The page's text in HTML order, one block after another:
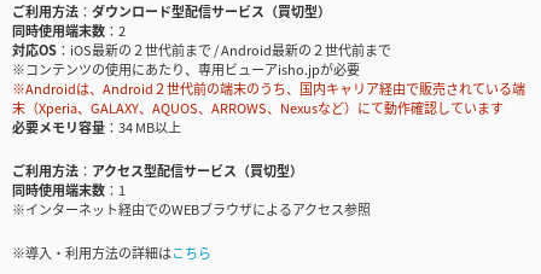
ご利用方法
ダウンロード型配信サービス（買切型）
同時使用端末数
2
対応OS
iOS最新の２世代前まで / Android最新の２世代前まで
※コンテンツの使用にあたり、専用ビューアisho.jpが必要
※Androidは、Android２世代前の端末のうち、国内キャリア経由で販売されている端
末（Xperia、GALAXY、AQUOS、ARROWS、Nexusなど）にて動作確認しています
必要メモリ容量
34 MB以上
ご利用方法
アクセス型配信サービス（買切型）
同時使用端末数
1
※インターネット経由でのWEBブラウザによるアクセス参照
※導入・利用方法の詳細はこちら